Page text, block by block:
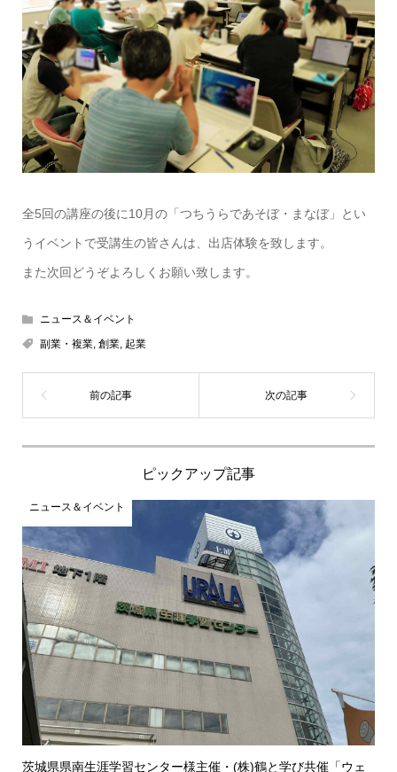
全5回の講座の後に10月の「つちうらであそぼ・まなぼ」とい
うイベントで受講生の皆さんは、出店体験を致します。
また次回どうぞよろしくお願い致します。
ニュース＆イベント
副業・複業, 創業, 起業
ピックアップ記事
ニュース＆イベント
茨城県県南生涯学習センター様主催・(株)鶴と学び共催「ウェ